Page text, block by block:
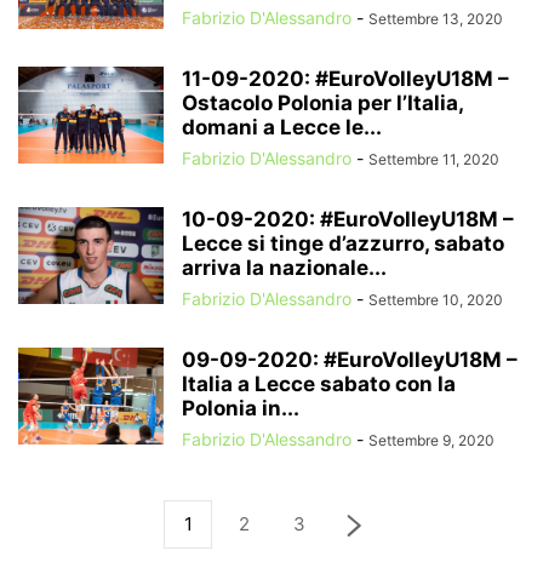
Fabrizio D'Alessandro - Settembre 13, 2020
11-09-2020: #EuroVolleyU18M –
Ostacolo Polonia per l’Italia,
domani a Lecce le...
Fabrizio D'Alessandro - Settembre 11, 2020
10-09-2020: #EuroVolleyU18M –
Lecce si tinge d’azzurro, sabato
arriva la nazionale...
Fabrizio D'Alessandro - Settembre 10, 2020
09-09-2020: #EuroVolleyU18M –
Italia a Lecce sabato con la
Polonia in...
Fabrizio D'Alessandro - Settembre 9, 2020
1 2 3